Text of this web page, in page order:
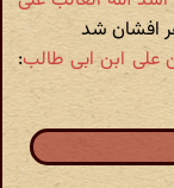
افشان شد
: